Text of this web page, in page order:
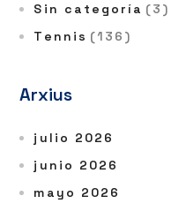
Sin categoría (3)
Tennis (136)
Arxius
julio 2026
junio 2026
mayo 2026